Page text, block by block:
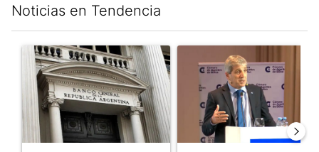
Noticias en Tendencia
Un artículo de tendencia con el título "Las reservas del Banco